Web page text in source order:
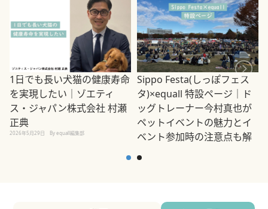
1日でも長い犬猫の健康寿命
を実現したい｜ゾエティ
ス・ジャパン株式会社 村瀬
正典
2026年5月29日 By equall編集部
Sippo Festa(しっぽフェス
タ)×equall 特設ページ｜ド
ッグトレーナー今村真也が
ペットイベントの魅力とイ
ベント参加時の注意点も解
2026年5月12日